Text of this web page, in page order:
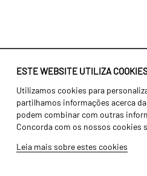
ESTE WEBSITE UTILIZA
Utilizamos cookies para
partilhamos informações acerca
podem combinar com outras
Concorda com os nossos cookies
Leia mais sobre estes cookies
Identidade
História
Fábrica / Produção
Recursos Humanos